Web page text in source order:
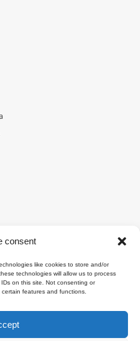
consent
like cookies to store and/or
technologies will allow us to process
on this site. Not consenting or
features and functions.